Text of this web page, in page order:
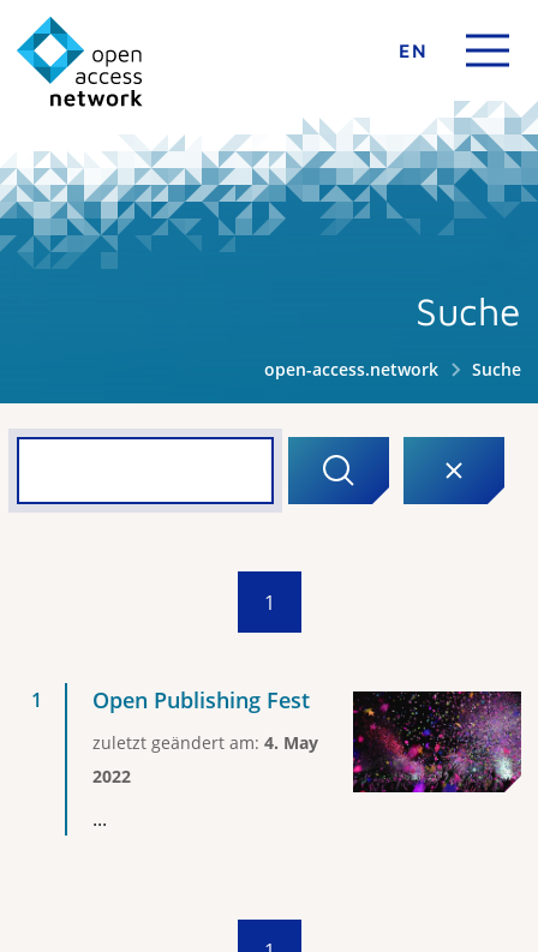
EN
Suche
open-access.network Suche
1
Open Publishing Fest
zuletzt geändert am: 4. May
2022
...